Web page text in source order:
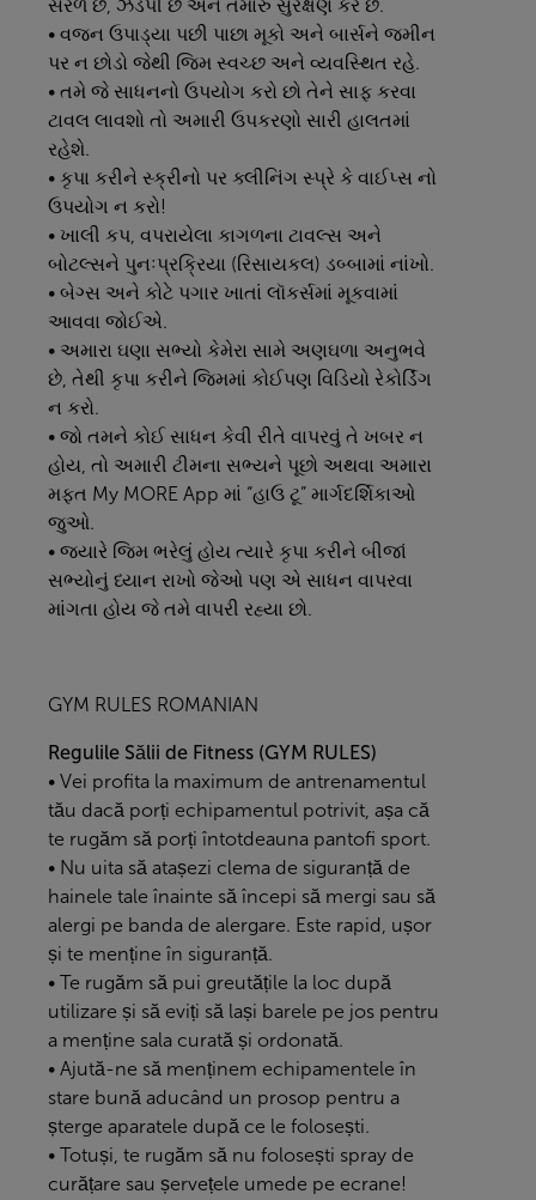
સરળ છે, ઝડપી છે અને તમારું સુરક્ષણ કરે છે.
• વજન ઉપાડ્યા પછી પાછા મૂકો અને બાર્સને જમીન
પર ન છોડો જેથી જિમ સ્વચ્છ અને વ્યવસ્થિત રહે.
• તમે જે સાધનનો ઉપયોગ કરો છો તેને સાફ કરવા
ટાવલ લાવશો તો અમારી ઉપકરણો સારી હાલતમાં
રહેશે.
• કૃપા કરીને સ્ક્રીનો પર ક્લીનિંગ સ્પ્રે કે વાઈપ્સ નો
ઉપયોગ ન કરો!
• ખાલી કપ, વપરાયેલા કાગળના ટાવલ્સ અને
બોટલ્સને પુનઃપ્રક્રિયા (રિસાયકલ) ડબ્બામાં નાંખો.
• બેગ્સ અને કોટે પગાર ખાતાં લૉકર્સમાં મૂકવામાં
આવવા જોઈએ.
• અમારા ઘણા સભ્યો કેમેરા સામે અણઘળા અનુભવે
છે, તેથી કૃપા કરીને જિમમાં કોઈપણ વિડિયો રેકોર્ડિંગ
ન કરો.
• જો તમને કોઈ સાધન કેવી રીતે વાપરવું તે ખબર ન
હોય, તો અમારી ટીમના સભ્યને પૂછો અથવા અમારા
મફત My MORE App માં “હાઉ ટૂ” માર્ગદર્શિકાઓ
જુઓ.
• જ્યારે જિમ ભરેલું હોય ત્યારે કૃપા કરીને બીજાં
સભ્યોનું ધ્યાન રાખો જેઓ પણ એ સાધન વાપરવા
માંગતા હોય જે તમે વાપરી રહ્યા છો.
GYM RULES ROMANIAN
Regulile Sălii de Fitness (GYM RULES)
• Vei profita la maximum de antrenamentul
tău dacă porți echipamentul potrivit, așa că
te rugăm să porți întotdeauna pantofi sport.
• Nu uita să atașezi clema de siguranță de
hainele tale înainte să începi să mergi sau să
alergi pe banda de alergare. Este rapid, ușor
și te menține în siguranță.
• Te rugăm să pui greutățile la loc după
utilizare și să eviți să lași barele pe jos pentru
a menține sala curată și ordonată.
• Ajută-ne să menținem echipamentele în
stare bună aducând un prosop pentru a
șterge aparatele după ce le folosești.
• Totuși, te rugăm să nu folosești spray de
curățare sau șervețele umede pe ecrane!